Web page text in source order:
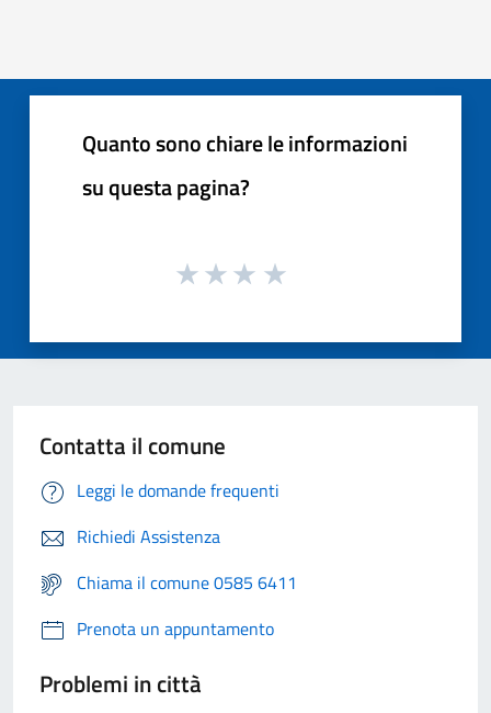
Quanto sono chiare le informazioni
su questa pagina?
Contatta il comune
Leggi le domande frequenti
Richiedi Assistenza
Chiama il comune 0585 6411
Prenota un appuntamento
Problemi in città